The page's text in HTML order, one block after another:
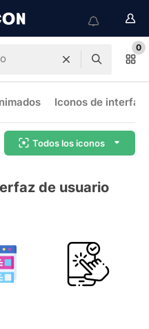
0
Iconos de interfaz
Todos los iconos
de usuario